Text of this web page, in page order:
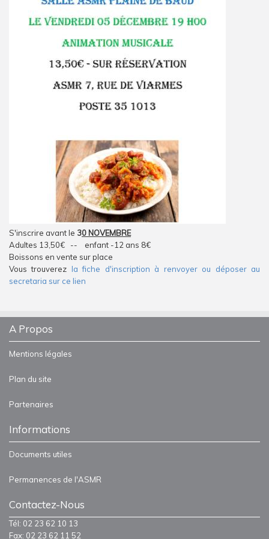
S'inscrire avant le 30 NOVEMBRE
Adultes 13,50€ -- enfant -12 ans 8€
Boissons en vente sur place
Vous trouverez la fiche d'inscription à renvoyer ou déposer au
secretaria sur ce lien
A Propos
Mentions légales
Plan du site
Partenaires
Informations
Documents utiles
Permanences de l'ASMR
Contactez-Nous
Tél: 02 23 62 10 13
Fax: 02 23 62 11 52